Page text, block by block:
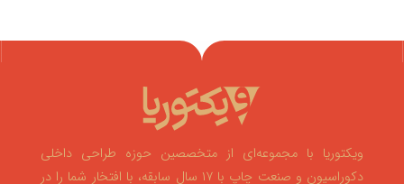
ویکتوریا با مجموعه‌ای از متخصصین حوزه طراحی داخلی
دکوراسیون و صنعت چاپ با ۱۷ سال سابقه، با افتخار شما را در